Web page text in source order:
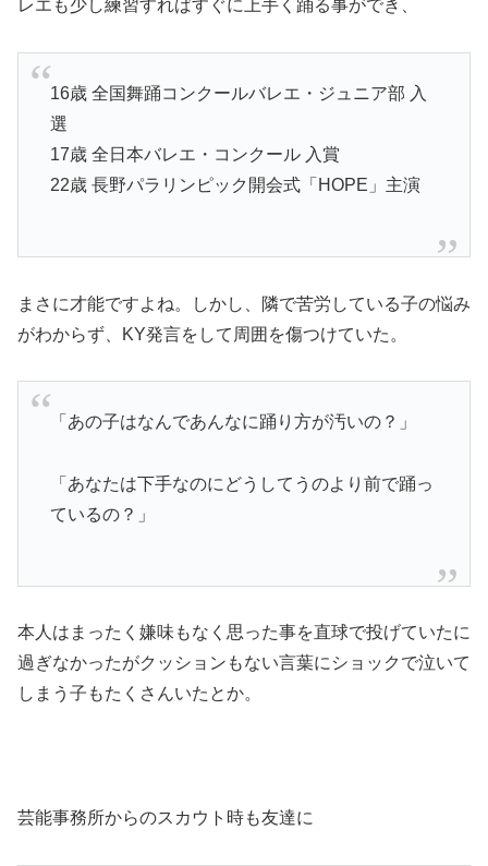
レエも少し練習すればすぐに上手く踊る事ができ、
16歳 全国舞踊コンクールバレエ・ジュニア部 入
選
17歳 全日本バレエ・コンクール 入賞
22歳 長野パラリンピック開会式「HOPE」主演
まさに才能ですよね。しかし、隣で苦労している子の悩み
がわからず、KY発言をして周囲を傷つけていた。
「あの子はなんであんなに踊り方が汚いの？」
「あなたは下手なのにどうしてうのより前で踊っ
ているの？」
本人はまったく嫌味もなく思った事を直球で投げていたに
過ぎなかったがクッションもない言葉にショックで泣いて
しまう子もたくさんいたとか。
芸能事務所からのスカウト時も友達に